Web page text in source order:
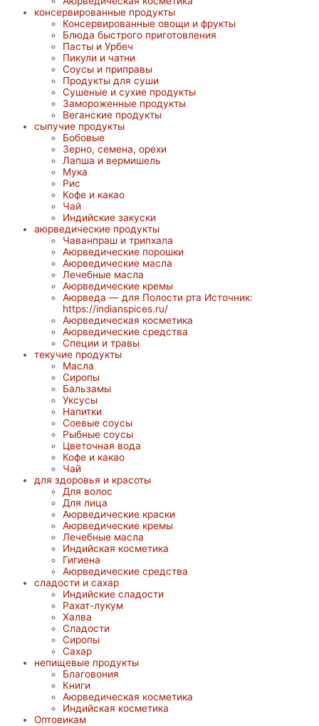
консервированные продукты
Консервированные овощи и фрукты
Блюда быстрого приготовления
Пасты и Урбеч
Пикули и чатни
Соусы и приправы
Продукты для суши
Сушеные и сухие продукты
Замороженные продукты
Веганские продукты
сыпучие продукты
Бобовые
Зерно, семена, орехи
Лапша и вермишель
Мука
Рис
Кофе и какао
Чай
Индийские закуски
аюрведические продукты
Чаванпраш и трипхала
Аюрведические порошки
Аюрведические масла
Лечебные масла
Аюрведические кремы
Аюрведа — для Полости рта Источник:
https://indianspices.ru/
Аюрведическая косметика
Аюрведические средства
Специи и травы
текучие продукты
Масла
Сиропы
Бальзамы
Уксусы
Напитки
Соевые соусы
Рыбные соусы
Цветочная вода
Кофе и какао
Чай
для здоровья и красоты
Для волос
Для лица
Аюрведические краски
Аюрведические кремы
Лечебные масла
Индийская косметика
Гигиена
Аюрведические средства
сладости и сахар
Индийские сладости
Рахат-лукум
Халва
Сладости
Сиропы
Сахар
непищевые продукты
Благовония
Книги
Аюрведическая косметика
Индийская косметика
Оптовикам